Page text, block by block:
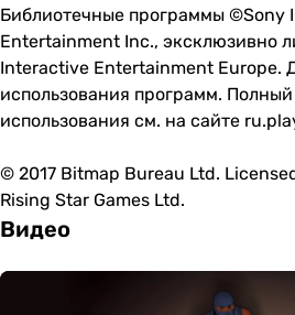
Библиотечные программы ©Sony
Entertainment Inc., эксклюзивно
Interactive Entertainment Europe.
использования программ. Полный
использования см. на сайте
© 2017 Bitmap Bureau Ltd.
Rising Star Games Ltd.
Видео